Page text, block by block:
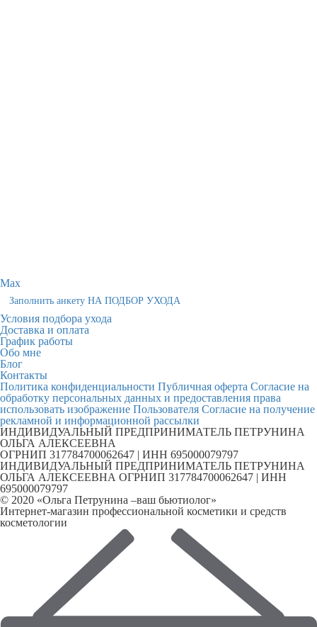
Max
Заполнить анкету НА ПОДБОР УХОДА
Условия подбора ухода
Доставка и оплата
График работы
Обо мне
Блог
Контакты
Политика конфиденциальности Публичная оферта Согласие на
обработку персональных данных и предоставления права
использовать изображение Пользователя Согласие на получение
рекламной и информационной рассылки
ИНДИВИДУАЛЬНЫЙ ПРЕДПРИНИМАТЕЛЬ ПЕТРУНИНА
ОЛЬГА АЛЕКСЕЕВНА
ОГРНИП 317784700062647 | ИНН 695000079797
ИНДИВИДУАЛЬНЫЙ ПРЕДПРИНИМАТЕЛЬ ПЕТРУНИНА
ОЛЬГА АЛЕКСЕЕВНА ОГРНИП 317784700062647 | ИНН
695000079797
© 2020 «Ольга Петрунина –ваш бьютиолог»
Интернет-магазин профессиональной косметики и средств
косметологии